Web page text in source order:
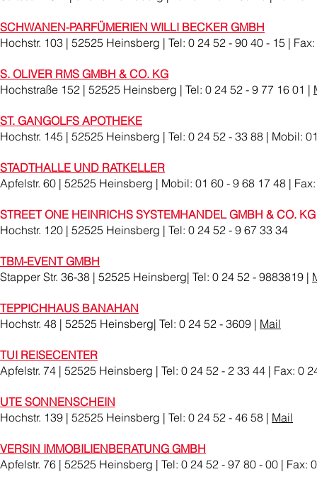
SCHWANEN-PARFÜMERIEN WILLI BECKER GMBH
Hochstr. 103 | 52525 Heinsberg | Tel: 0 24 52 - 90 40 - 15 |
S. OLIVER RMS GMBH & CO. KG
Hochstraße 152 | 52525 Heinsberg | Tel: 0 24 52 - 9 77 16 01 |
ST. GANGOLFS APOTHEKE
Hochstr. 145 | 52525 Heinsberg | Tel: 0 24 52 - 33 88 | Mobil:
STADTHALLE UND RATKELLER
Apfelstr. 60 | 52525 Heinsberg | Mobil: 01 60 - 9 68 17 48 |
STREET ONE HEINRICHS SYSTEMHANDEL GMBH & CO. KG
Hochstr. 120 | 52525 Heinsberg | Tel: 0 24 52 - 9 67 33 34
TBM-EVENT GMBH
Stapper Str. 36-38 | 52525 Heinsberg| Tel: 0 24 52 - 9883819 |
TEPPICHHAUS BANAHAN
Hochstr. 48 | 52525 Heinsberg| Tel: 0 24 52 - 3609 | Mail
TUI REISECENTER
Apfelstr. 74 | 52525 Heinsberg | Tel: 0 24 52 - 2 33 44 | Fax: 0
UTE SONNENSCHEIN
Hochstr. 139 | 52525 Heinsberg | Tel: 0 24 52 - 46 58 | Mail
VERSIN IMMOBILIENBERATUNG GMBH
Apfelstr. 76 | 52525 Heinsberg | Tel: 0 24 52 - 97 80 - 00 | Fax: